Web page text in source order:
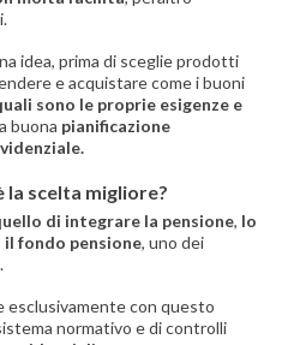
idea, prima di sceglie prodotti
e acquistare come i buoni
sono le proprie esigenze e
buona pianificazione
scelta migliore?
di integrare la pensione, lo
fondo pensione, uno dei
esclusivamente con questo
normativo e di controlli